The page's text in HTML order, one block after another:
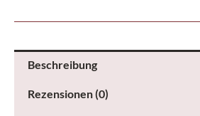
Flash
Beschreibung
Rezensionen (0)